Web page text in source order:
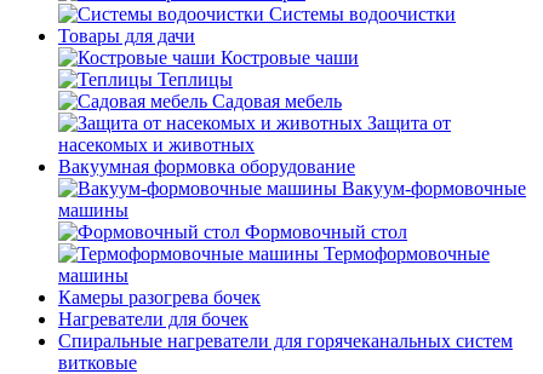
Системы водоочистки
Товары для дачи
Костровые чаши
Теплицы
Садовая мебель
Защита от
насекомых и животных
Вакуумная формовка оборудование
Вакуум-формовочные
машины
Формовочный стол
Термоформовочные
машины
Камеры разогрева бочек
Нагреватели для бочек
Спиральные нагреватели для горячеканальных систем
витковые